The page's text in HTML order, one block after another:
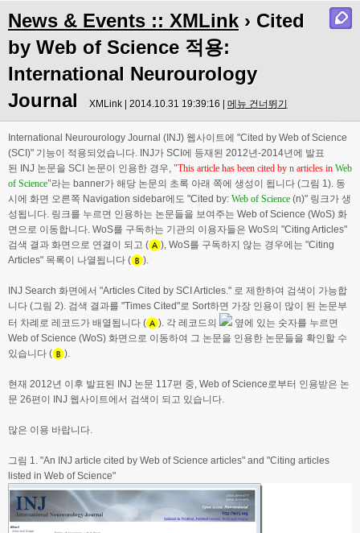
News & Events :: XMLink › Cited
by Web of Science 적용:
International Neurourology
Journal
XMLink | 2014.10.31 19:39:16 | 메뉴 건너뛰기
International Neurourology Journal (INJ) 웹사이트에 "Cited by Web of Science
(SCI)" 기능이 적용되었습니다. INJ가 SCI에 등재된 2012년-2014년에 발표
된 INJ 논문을 SCI 논문이 인용한 경우, "This article has been cited by n articles in Web
of Science"라는 banner가 해당 논문의 초록 아래 쪽에 생성이 됩니다 (그림 1). 동
시에 화면 오른쪽 Navigation sidebar에도 "Cited by: Web of Science (n)" 링크가 생
성됩니다. 링크를 누르면 인용하는 논문들을 보여주는 Web of Science (WoS) 화
면으로 이동합니다. WoS를 구독하는 기관의 이용자들은 WoS의 "Citing Articles"
검색 결과 화면으로 연결이 되고 (
), WoS를 구독하지 않는 경우에는 "Citing
Articles" 목록이 나열됩니다 (
).
INJ Search 화면에서 "Articles Cited by SCI Articles." 로 제한하여 검색이 가능합
니다 (그림 2). 검색 결과를 "Times Cited"로 Sort하면 가장 인용이 많이 된 논문부
터 차례로 레코드가 배열됩니다 (
). 각 레코드의
옆에 있는 숫자를 누르면
Web of Science (WoS) 화면으로 이동하여 그 논문을 인용한 논문들을 확인할 수
있습니다 (
).
현재 2012년 이후 발표된 INJ 논문 117편 중, Web of Science로부터 인용받은 논
문 26편이 INJ 웹사이트에서 검색이 되고 있습니다.
많은 이용 바랍니다.
그림 1. "An INJ article cited by Web of Science articles" and "Citing articles
listed in Web of Science"